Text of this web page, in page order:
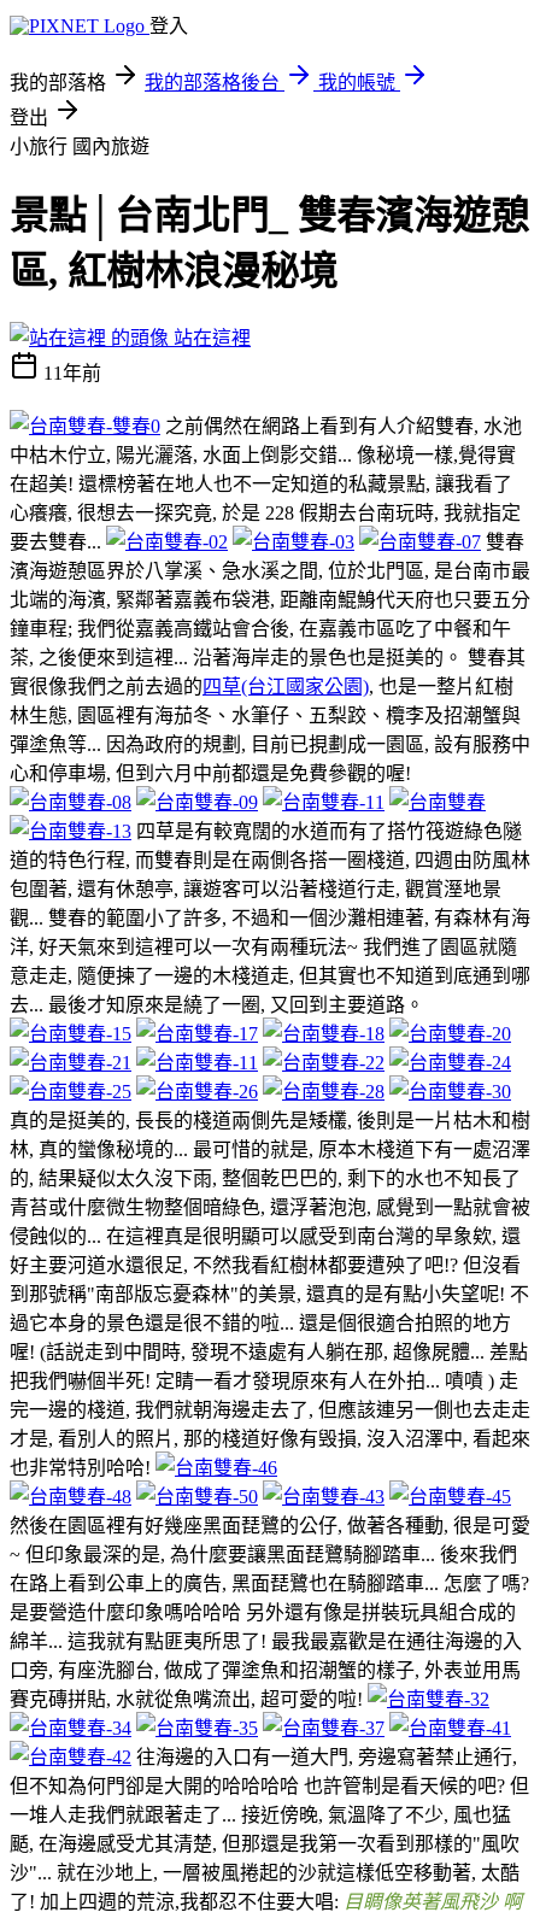
登入
我的部落格 我的部落格後台
我的帳號
登出
小旅行 國內旅遊
景點│台南北門_ 雙春濱海遊憩
區, 紅樹林浪漫秘境
站在這裡
11年前
之前偶然在網路上看到有人介紹雙春, 水池
中枯木佇立, 陽光灑落, 水面上倒影交錯... 像秘境一樣,覺得實
在超美! 還標榜著在地人也不一定知道的私藏景點, 讓我看了
心癢癢, 很想去一探究竟, 於是 228 假期去台南玩時, 我就指定
要去雙春...
雙春
濱海遊憩區界於八掌溪、急水溪之間, 位於北門區, 是台南市最
北端的海濱, 緊鄰著嘉義布袋港, 距離南鯤鯓代天府也只要五分
鐘車程; 我們從嘉義高鐵站會合後, 在嘉義市區吃了中餐和午
茶, 之後便來到這裡... 沿著海岸走的景色也是挺美的。 雙春其
實很像我們之前去過的四草(台江國家公園), 也是一整片紅樹
林生態, 園區裡有海茄冬、水筆仔、五梨跤、欖李及招潮蟹與
彈塗魚等... 因為政府的規劃, 目前已挸劃成一園區, 設有服務中
心和停車場, 但到六月中前都還是免費參觀的喔!
四草是有較寬闊的水道而有了搭竹筏遊綠色隧
道的特色行程, 而雙春則是在兩側各搭一圈棧道, 四週由防風林
包圍著, 還有休憩亭, 讓遊客可以沿著棧道行走, 觀賞溼地景
觀... 雙春的範圍小了許多, 不過和一個沙灘相連著, 有森林有海
洋, 好天氣來到這裡可以一次有兩種玩法~ 我們進了園區就隨
意走走, 隨便揀了一邊的木棧道走, 但其實也不知道到底通到哪
去... 最後才知原來是繞了一圈, 又回到主要道路。
真的是挺美的, 長長的棧道兩側先是矮欉, 後則是一片枯木和樹
林, 真的蠻像秘境的... 最可惜的就是, 原本木棧道下有一處沼澤
的, 結果疑似太久沒下雨, 整個乾巴巴的, 剩下的水也不知長了
青苔或什麼微生物整個暗綠色, 還浮著泡泡, 感覺到一點就會被
侵蝕似的... 在這裡真是很明顯可以感受到南台灣的旱象欸, 還
好主要河道水還很足, 不然我看紅樹林都要遭殃了吧!? 但沒看
到那號稱"南部版忘憂森林"的美景, 還真的是有點小失望呢! 不
過它本身的景色還是很不錯的啦... 還是個很適合拍照的地方
喔! (話説走到中間時, 發現不遠處有人躺在那, 超像屍體... 差點
把我們嚇個半死! 定睛一看才發現原來有人在外拍... 嘖嘖 ) 走
完一邊的棧道, 我們就朝海邊走去了, 但應該連另一側也去走走
才是, 看別人的照片, 那的棧道好像有毁損, 沒入沼澤中, 看起來
也非常特別哈哈!
然後在園區裡有好幾座黑面琵鷺的公仔, 做著各種動, 很是可愛
~ 但印象最深的是, 為什麼要讓黑面琵鷺騎腳踏車... 後來我們
在路上看到公車上的廣告, 黑面琵鷺也在騎腳踏車... 怎麼了嗎?
是要營造什麼印象嗎哈哈哈 另外還有像是拼裝玩具組合成的
綿羊... 這我就有點匪夷所思了! 最我最嘉歡是在通往海邊的入
口旁, 有座洗腳台, 做成了彈塗魚和招潮蟹的樣子, 外表並用馬
賽克磚拼貼, 水就從魚嘴流出, 超可愛的啦!
往海邊的入口有一道大門, 旁邊寫著禁止通行,
但不知為何門卻是大開的哈哈哈哈 也許管制是看天候的吧? 但
一堆人走我們就跟著走了... 接近傍晚, 氣溫降了不少, 風也猛
颳, 在海邊感受尤其清楚, 但那還是我第一次看到那樣的"風吹
沙"... 就在沙地上, 一層被風捲起的沙就這樣低空移動著, 太酷
了! 加上四週的荒涼,我都忍不住要大唱: 目睭像英著風飛沙 啊